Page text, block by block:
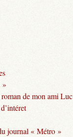
»
de mon ami Luc
journal « Métro »